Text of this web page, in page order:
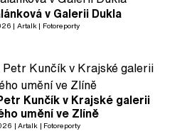
v Galerii Dukla
Artalk Fotoreporty
Kunčík v Krajské galerii
umění ve Zlíně
Artalk Fotoreporty